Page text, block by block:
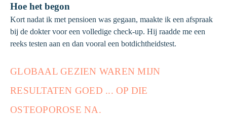
Hoe het begon
Kort nadat ik met pensioen was gegaan, maakte ik een afspraak
bij de dokter voor een volledige check-up. Hij raadde me een
reeks testen aan en dan vooral een botdichtheidstest.
GLOBAAL GEZIEN WAREN MIJN
RESULTATEN GOED ... OP DIE
OSTEOPOROSE NA.